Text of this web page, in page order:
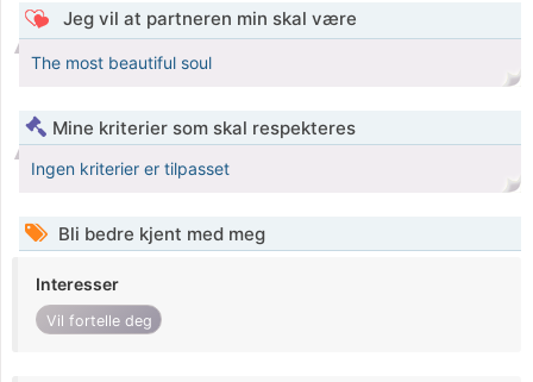
Jeg vil at partneren min skal være
The most beautiful soul
Mine kriterier som skal respekteres
Ingen kriterier er tilpasset
Bli bedre kjent med meg
Interesser
Vil fortelle deg